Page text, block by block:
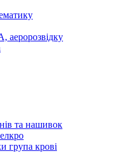
аеророзвідку
та нашивок
група крові